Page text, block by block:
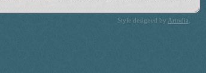
Style designed by Artodia